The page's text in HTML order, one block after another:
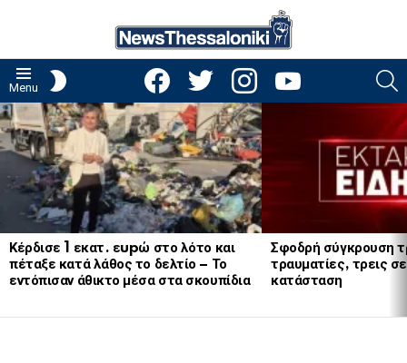
Menu
facebooktwitter instagramyoutube
LATEST
STORIES
Κέρδισε 1 εκατ. εupώ στο λότο και
πέταξε κατά λάθος το δελτίο – Το
εντόπισαν άθικτο μέσα στα σκουπίδια
Σφοδρή σύγκρουση
τραυματίες, τρεις
κατάσταση